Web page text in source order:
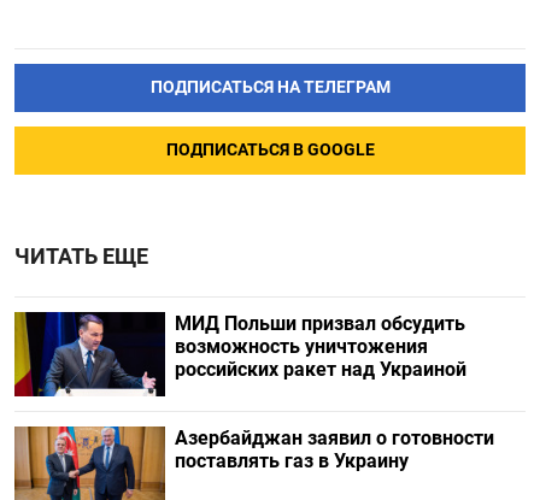
ПОДПИСАТЬСЯ НА ТЕЛЕГРАМ
ПОДПИСАТЬСЯ В GOOGLE
ЧИТАТЬ ЕЩЕ
МИД Польши призвал обсудить
возможность уничтожения
российских ракет над Украиной
Азербайджан заявил о готовности
поставлять газ в Украину